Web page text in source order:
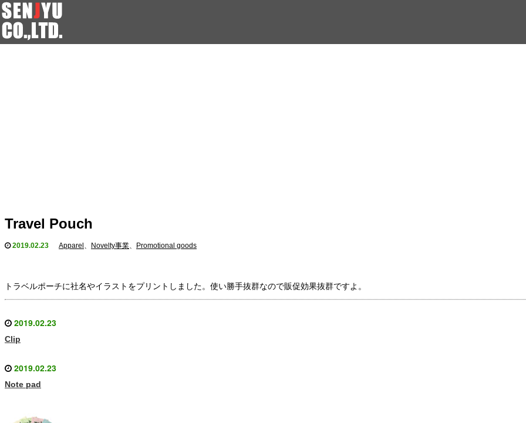
Travel Pouch
2019.02.23 Apparel 、 Novelty事業、 Promotional goods
トラベルポーチに社名やイラストをプリントしました。使い勝手抜群なので販促効果抜群ですよ。
2019.02.23
Clip
2019.02.23
Note pad